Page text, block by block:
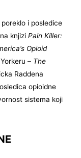
i posledice
knjiziPain Killer:
Opioid
– The
Raddena
opioidne
sistema koji